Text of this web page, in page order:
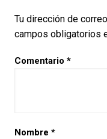
Tu dirección de
campos obligatorios
Comentario *
Nombre *